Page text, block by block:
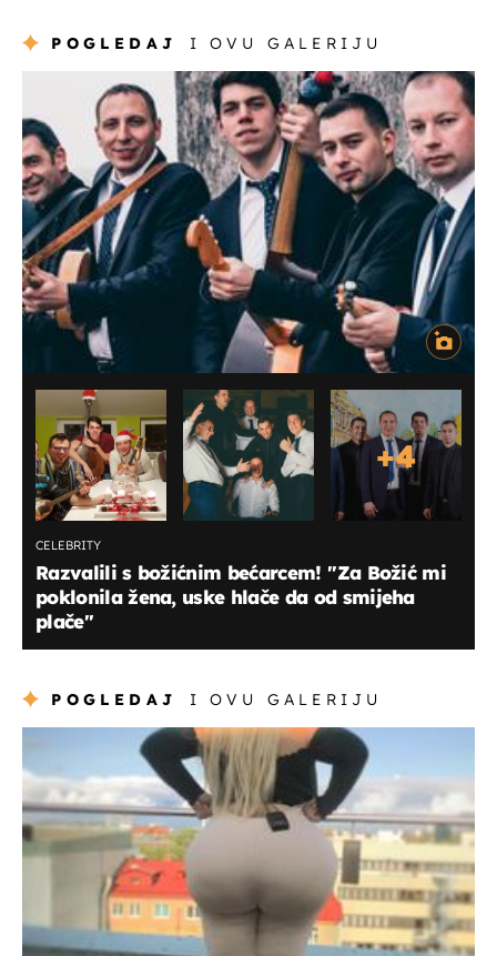
POGLEDAJ I OVU GALERIJU
+4
CELEBRITY
Razvalili s božićnim bećarcem! ''Za Božić mi
poklonila žena, uske hlače da od smijeha
plače''
POGLEDAJ I OVU GALERIJU